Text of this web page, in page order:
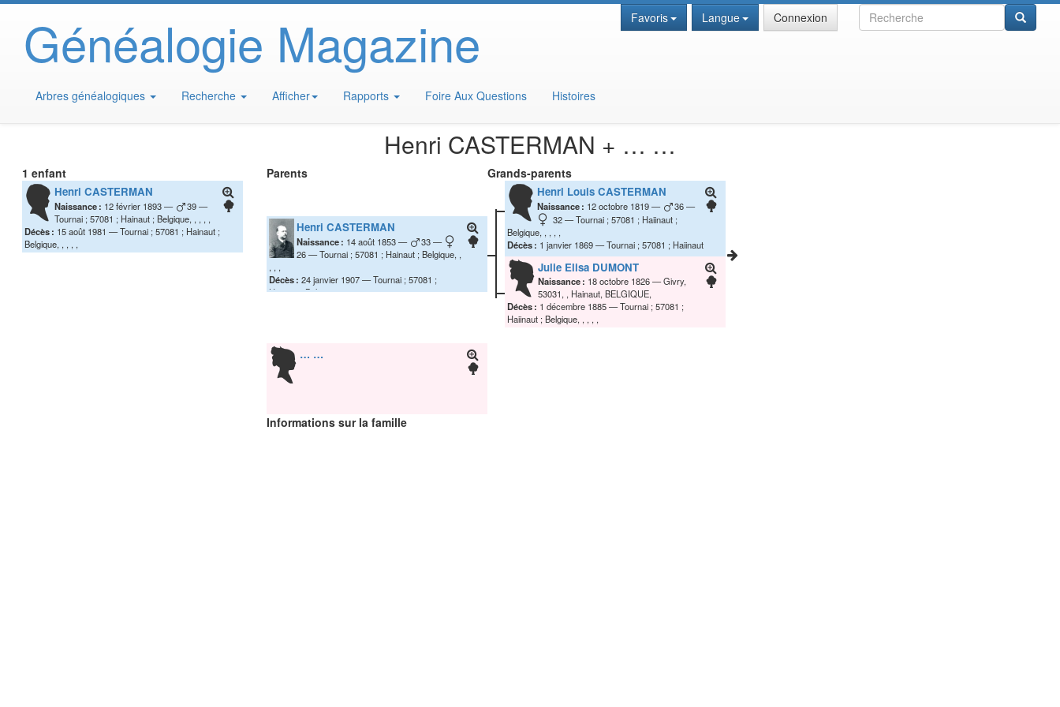
Généalogie Magazine Recherche
Favoris Langue Connexion
Arbres généalogiques Recherche Afficher Rapports Foire Aux Questions Histoires
Henri CASTERMAN + … …
1 enfant
Henri CASTERMAN
Naissance : 12 février 1893
39
Tournai ; 57081 ; Hainaut ; Belgique, , , , ,
Décès : 15 août 1981
Tournai ; 57081 ; Hainaut ;
Belgique, , , , ,
Parents Grands-parents
Henri CASTERMAN
Naissance : 14 août 1853
33
26
Tournai ; 57081 ; Hainaut ; Belgique, ,
, , ,
Décès : 24 janvier 1907
Tournai ; 57081 ;
Hainaut ; Belgique., , , , ,
Henri Louis CASTERMAN
Naissance : 12 octobre 1819
36
32
Tournai ; 57081 ; Haiinaut ;
Belgique, , , , ,
Décès : 1 janvier 1869
Tournai ; 57081 ; Haiinaut
; Belgique, , , , ,
Julie Elisa DUMONT
Naissance : 18 octobre 1826
Givry,
53031, , Hainaut, BELGIQUE,
Décès : 1 décembre 1885
Tournai ; 57081 ;
Haiinaut ; Belgique, , , , ,
… …
Informations sur la famille